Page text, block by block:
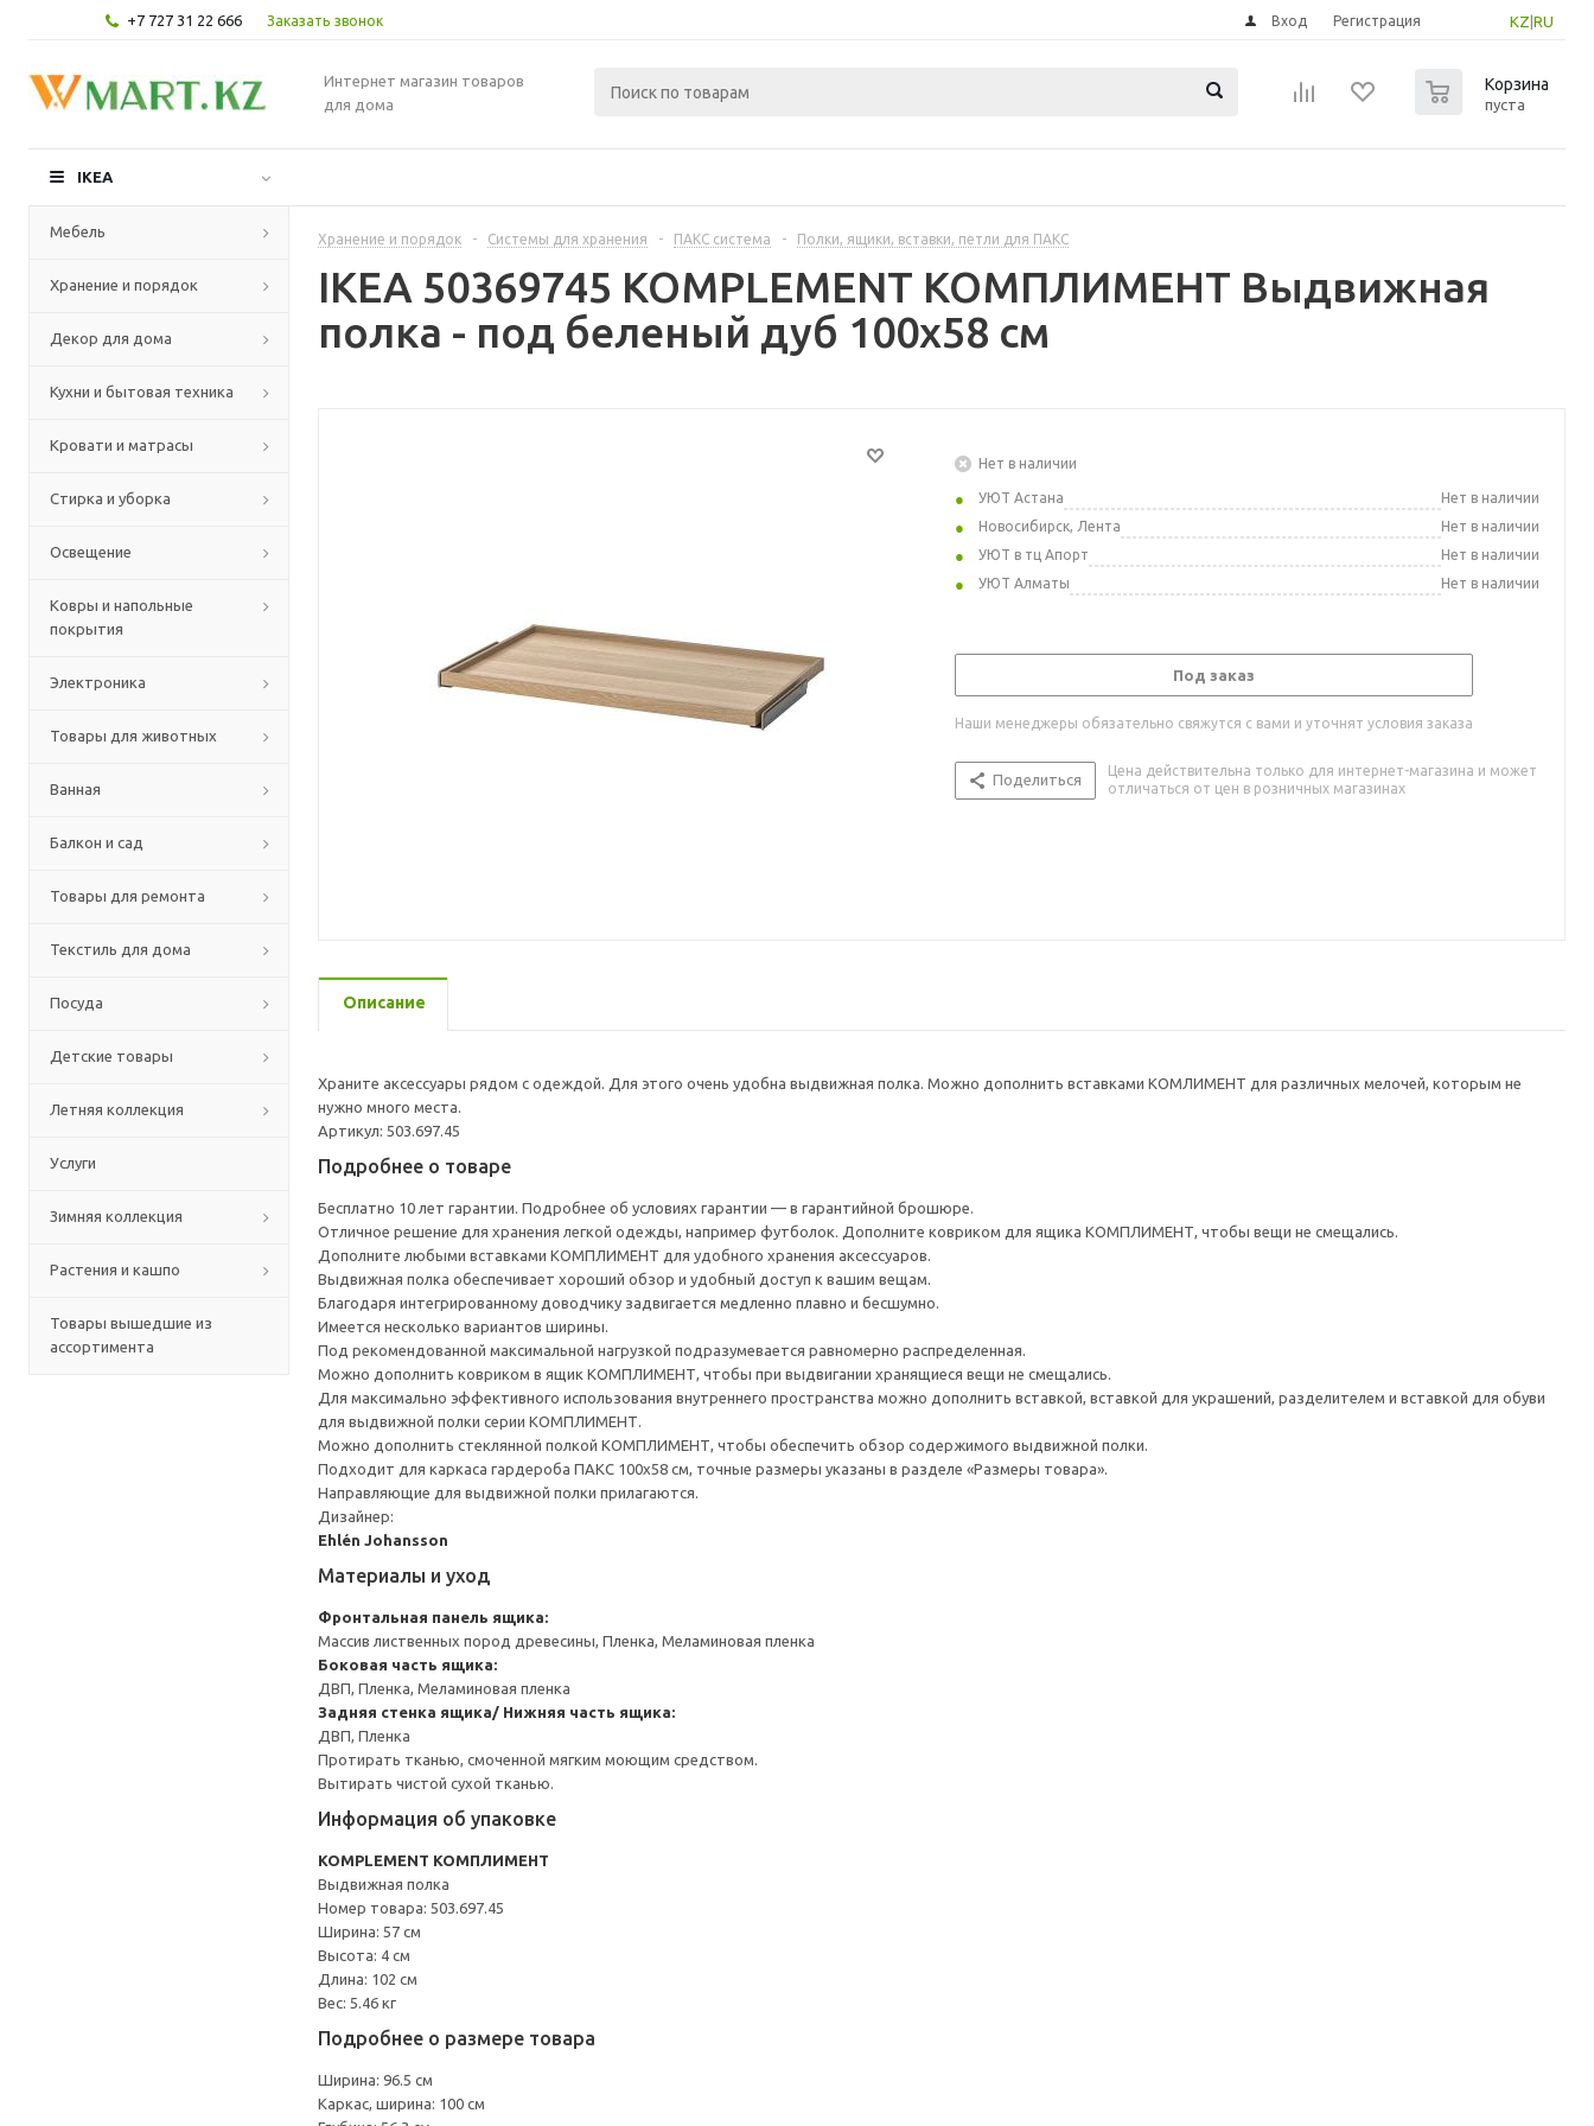
+7 727 31 22 666 Заказать звонок KZ RU
Вход Регистрация
Интернет магазин товаров
для дома
Корзина
пуста
IKEA
Мебель
Хранение и порядок
Декор для дома
Кухни и бытовая техника
Кровати и матрасы
Стирка и уборка
Освещение
Ковры и напольные
покрытия
Электроника
Товары для животных
Ванная
Балкон и сад
Товары для ремонта
Текстиль для дома
Посуда
Детские товары
Летняя коллекция
Услуги
Зимняя коллекция
Растения и кашпо
Товары вышедшие из
ассортимента
Хранение и порядок - Системы для хранения - ПАКС система - Полки, ящики, вставки, петли для ПАКС
IKEA 50369745 KOMPLEMENT КОМПЛИМЕНТ Выдвижная
полка - под беленый дуб 100x58 см
Нет в наличии
УЮТ Астана
Нет в наличии
Новосибирск, Лента
Нет в наличии
УЮТ в тц Апорт
Нет в наличии
УЮТ Алматы
Нет в наличии
Под заказ
Наши менеджеры обязательно свяжутся с вами и уточнят условия заказа
Поделиться
Цена действительна только для интернет-магазина и может
отличаться от цен в розничных магазинах
Описание
Храните аксессуары рядом с одеждой. Для этого очень удобна выдвижная полка. Можно дополнить вставками КОМЛИМЕНТ для различных мелочей, которым не
нужно много места.
Артикул: 503.697.45
Подробнее о товаре
Бесплатно 10 лет гарантии. Подробнее об условиях гарантии — в гарантийной брошюре.
Отличное решение для хранения легкой одежды, например футболок. Дополните ковриком для ящика КОМПЛИМЕНТ, чтобы вещи не смещались.
Дополните любыми вставками КОМПЛИМЕНТ для удобного хранения аксессуаров.
Выдвижная полка обеспечивает хороший обзор и удобный доступ к вашим вещам.
Благодаря интегрированному доводчику задвигается медленно плавно и бесшумно.
Имеется несколько вариантов ширины.
Под рекомендованной максимальной нагрузкой подразумевается равномерно распределенная.
Можно дополнить ковриком в ящик КОМПЛИМЕНТ, чтобы при выдвигании хранящиеся вещи не смещались.
Для максимально эффективного использования внутреннего пространства можно дополнить вставкой, вставкой для украшений, разделителем и вставкой для обуви
для выдвижной полки серии КОМПЛИМЕНТ.
Можно дополнить стеклянной полкой КОМПЛИМЕНТ, чтобы обеспечить обзор содержимого выдвижной полки.
Подходит для каркаса гардероба ПАКС 100x58 см, точные размеры указаны в разделе «Размеры товара».
Направляющие для выдвижной полки прилагаются.
Дизайнер:
Ehlén Johansson
Материалы и уход
Фронтальная панель ящика:
Массив лиственных пород древесины, Пленка, Меламиновая пленка
Боковая часть ящика:
ДВП, Пленка, Меламиновая пленка
Задняя стенка ящика/ Нижняя часть ящика:
ДВП, Пленка
Протирать тканью, смоченной мягким моющим средством.
Вытирать чистой сухой тканью.
Информация об упаковке
KOMPLEMENT КОМПЛИМЕНТ
Выдвижная полка
Номер товара: 503.697.45
Ширина: 57 см
Высота: 4 см
Длина: 102 см
Вес: 5.46 кг
Подробнее о размере товара
Ширина: 96.5 см
Каркас, ширина: 100 см